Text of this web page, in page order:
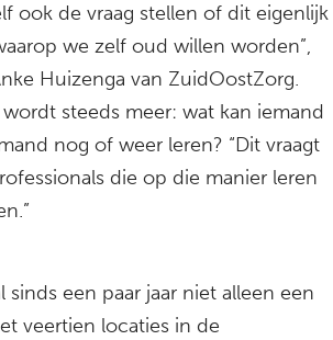
ook de vraag stellen of dit eigenlijk
we zelf oud willen worden”,
Huizenga van ZuidOostZorg.
steeds meer: wat kan iemand
nog of weer leren? “Dit vraagt
die op die manier leren
sinds een paar jaar niet alleen een
veertien locaties in de